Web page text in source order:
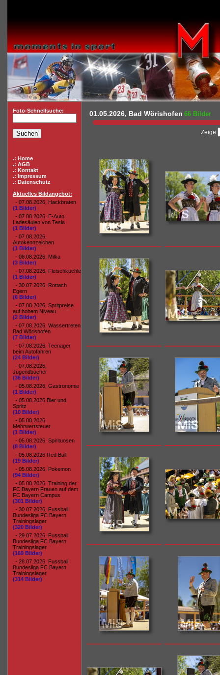
Foto-Schnellsuche:
.: Home
.: AGB
.: Kontakt
.: Impressum
.: Datenschutz
Aktuelles Bildangebot:
- 07.08.2026, Hackbraten
(1 Bilder)
- 07.08.2026, E-Auto
Ladesäulen von Tesla
(1 Bilder)
- 07.08.2026,
Autokennzeichen
(1 Bilder)
- 08.08.2026, Milka
(3 Bilder)
- 07.08.2026, Fleischküchle
(1 Bilder)
- 30.07.2026, Rottach
Egern
(6 Bilder)
- 07.08.2026, Spritpreise
auf hohem Niveau
(2 Bilder)
- 07.08.2026, Wassertreten
Bad Wörishofen
(7 Bilder)
- 07.08.2026, Teenager
beim Autofahren
(24 Bilder)
- 07.08.2026,
Jugendbücher
(36 Bilder)
- 05.08.2026, Gastronomie
(1 Bilder)
- 05.08.2026 Bier und
Spritz
(10 Bilder)
- 05.08.2026,
Mehrwertsteuer
(1 Bilder)
- 05.08.2026, Spirituosen
(8 Bilder)
- 05.08.2026 Red Bull
(19 Bilder)
- 05.08.2026, Pokemon
(94 Bilder)
- 05.08.2026, Training der
FC Bayern Frauen auf dem
FC Bayern Campus
(301 Bilder)
- 30.07.2026, Fussball
Bundesliga FC Bayern
Trainingslager
(320 Bilder)
- 29.07.2026, Fussball
Bundesliga FC Bayern
Trainingslager
(169 Bilder)
- 28.07.2026, Fussball
Bundesliga FC Bayern
Trainingslager
(314 Bilder)
01.05.2026, Bad Wörishofen 66 Bilder
Zeige